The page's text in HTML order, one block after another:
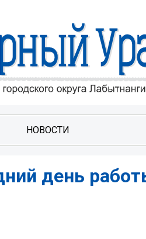
НОВОСТИ
день